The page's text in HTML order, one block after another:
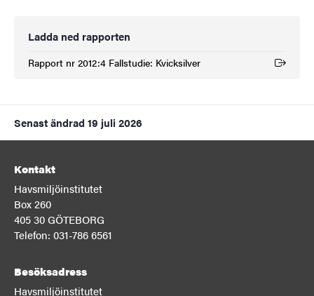
Ladda ned rapporten
Rapport nr 2012:4 Fallstudie: Kvicksilver
(Extern länk)
Senast ändrad 19 juli 2026
Kontakt
Havsmiljöinstitutet
Box 260
405 30 GÖTEBORG
Telefon: 031-786 6561
Besöksadress
Havsmiljöinstitutet